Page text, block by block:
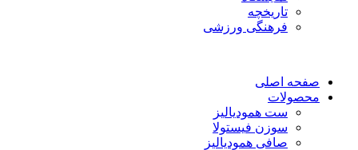
تاريخچه
فرهنگی ورزشی
اصلی
ست همودیالیز
سوزن فیستولا
صافی همودیالیز